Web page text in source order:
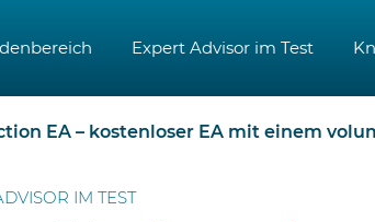
Expert Advisor im Test
EA – kostenloser EA mit einem volumenbasiertem
IM TEST